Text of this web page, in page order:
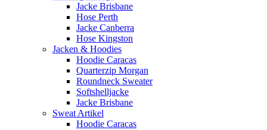
Jacke Brisbane
Hose Perth
Jacke Canberra
Hose Kingston
Jacken & Hoodies
Hoodie Caracas
Quarterzip Morgan
Roundneck Sweater
Softshelljacke
Jacke Brisbane
Sweat Artikel
Hoodie Caracas